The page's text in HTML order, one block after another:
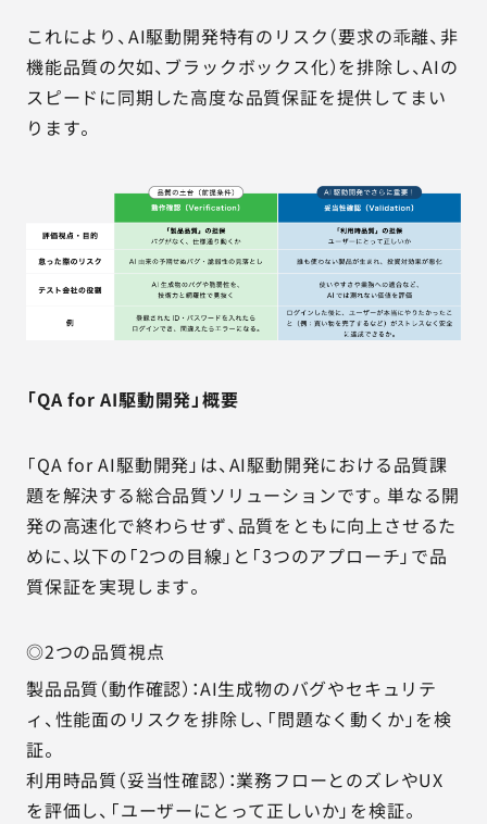
これにより、AI駆動開発特有のリスク（要求の乖離、非
機能品質の欠如、ブラックボックス化）を排除し、AIの
スピードに同期した高度な品質保証を提供してまい
ります。
「QA for AI駆動開発」概要
「QA for AI駆動開発」は、AI駆動開発における品質課
題を解決する総合品質ソリューションです。単なる開
発の高速化で終わらせず、品質をともに向上させるた
めに、以下の「2つの目線」と「3つのアプローチ」で品
質保証を実現します。
◎2つの品質視点
製品品質（動作確認）：AI生成物のバグやセキュリテ
ィ、性能面のリスクを排除し、「問題なく動くか」を検
証。
利用時品質（妥当性確認）：業務フローとのズレやUX
を評価し、「ユーザーにとって正しいか」を検証。